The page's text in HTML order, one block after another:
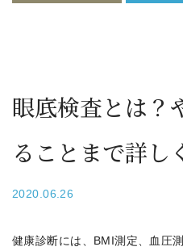
眼底検査とは？
ることまで詳し
2020.06.26
健康診断には、BMI測定、血圧